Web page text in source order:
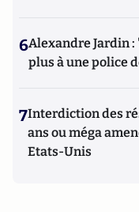
6Alexandre Jardin
plus à une police
7Interdiction des
ans ou méga
Etats-Unis